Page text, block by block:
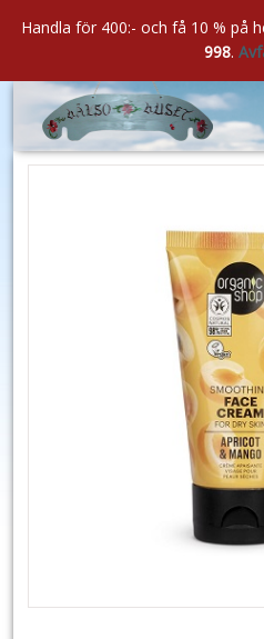
Handla för 400:- och få 10 % på
998.